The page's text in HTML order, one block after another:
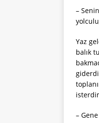
–
Yaz
balık
–